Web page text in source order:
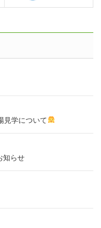
見学について
知らせ